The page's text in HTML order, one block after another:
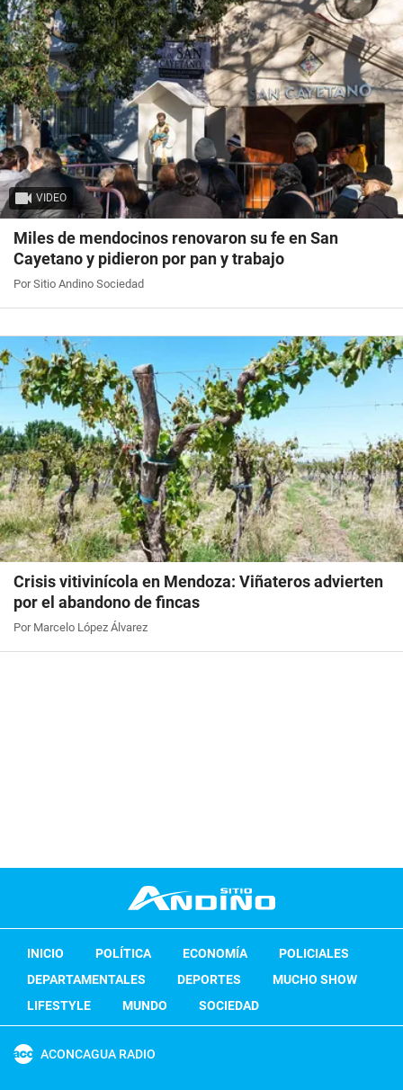
VIDEO
Miles de mendocinos renovaron su fe en San
Cayetano y pidieron por pan y trabajo
Por Sitio Andino Sociedad
Crisis vitivinícola en Mendoza: Viñateros advierten
por el abandono de fincas
Por Marcelo López Álvarez
INICIO POLÍTICA ECONOMÍA
POLICIALES
DEPARTAMENTALES
DEPORTES
MUCHO SHOW
LIFESTYLE
MUNDO SOCIEDAD
ACONCAGUA RADIO